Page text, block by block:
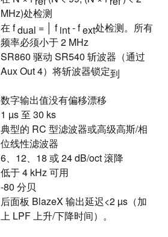
MHz)处检测
在 fdual = │ fint- fext处检测。 所有
频率必须小于 2 MHz
SR860 驱动 SR540 斩波器（通过
Aux Out 4）将斩波器锁定到
数字输出值没有偏移漂移
1 µs 至 30 ks
典型的 RC 型滤波器或高级高斯/相
位线性滤波器
6、12、18 或 24 dB/oct 滚降
低于 4 kHz 可用
-80 分贝
后面板 BlazeX 输出延迟<2 µs（加
上 LPF 上升/下降时间）。